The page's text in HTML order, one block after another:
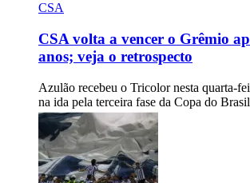
CSA
CSA volta a vencer o Grêmio
anos; veja o retrospecto
Azulão recebeu o Tricolor nesta quarta-
na ida pela terceira fase da Copa do Brasil